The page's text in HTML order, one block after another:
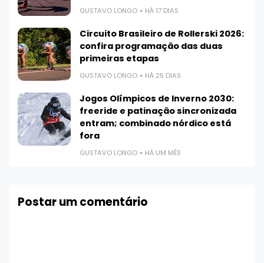
GUSTAVO LONGO HÁ 17 DIAS
Circuito Brasileiro de Rollerski 2026:
confira programação das duas
primeiras etapas
GUSTAVO LONGO HÁ 25 DIAS
Jogos Olímpicos de Inverno 2030:
freeride e patinação sincronizada
entram; combinado nórdico está
fora
GUSTAVO LONGO HÁ UM MÊS
Postar um comentário